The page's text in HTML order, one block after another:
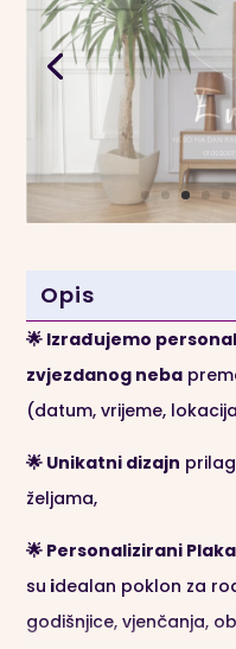
Opis
🌟 Izrađujemo
zvjezdanog neba
(datum, vrijeme,
🌟 Unikatni dizajn
željama,
🌟 Personalizirani
su idealan poklon za
godišnjice, vjenčanja,